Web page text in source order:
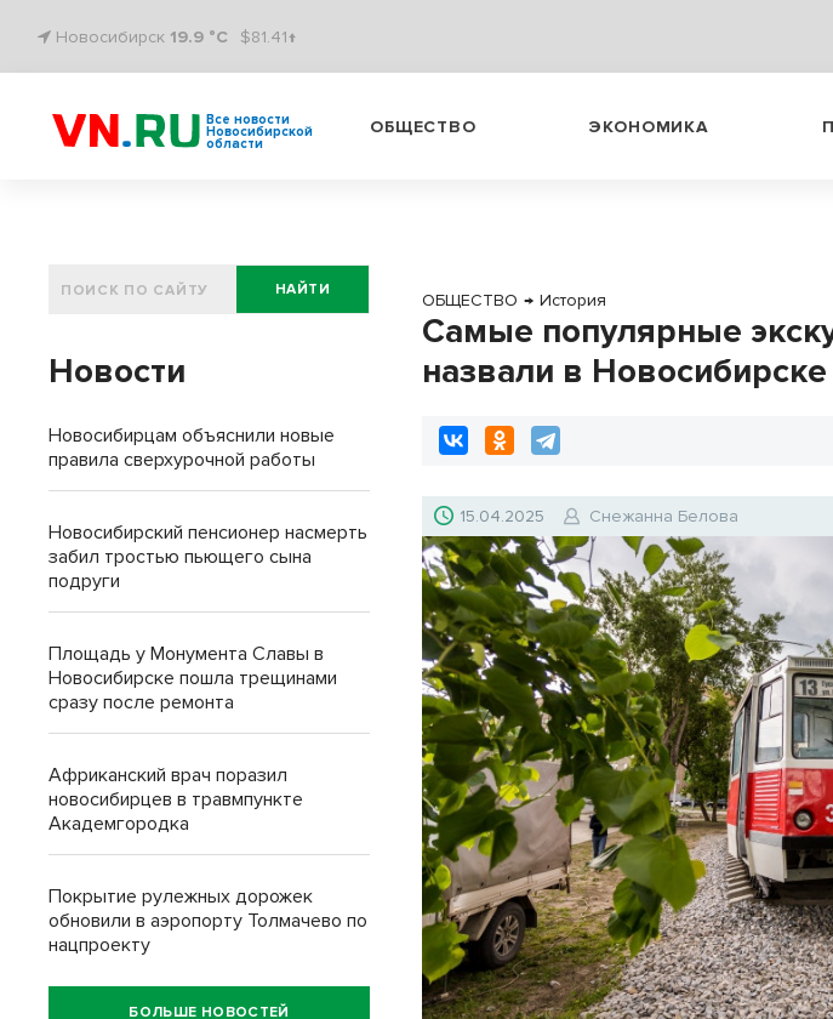
Новосибирск 19.9 °C $81.41↑
Все новости
Новосибирской
области
ОБЩЕСТВО ЭКОНОМИКА
ОБЩЕСТВО → История
Самые популярные
назвали в Новосибирске
15.04.2025 Снежанна Белова
НАЙТИ
Новости
Новосибирцам объяснили новые
правила сверхурочной работы
Новосибирский пенсионер насмерть
забил тростью пьющего сына
подруги
Площадь у Монумента Славы в
Новосибирске пошла трещинами
сразу после ремонта
Африканский врач поразил
новосибирцев в травмпункте
Академгородка
Покрытие рулежных дорожек
обновили в аэропорту Толмачево по
нацпроекту
БОЛЬШЕ НОВОСТЕЙ